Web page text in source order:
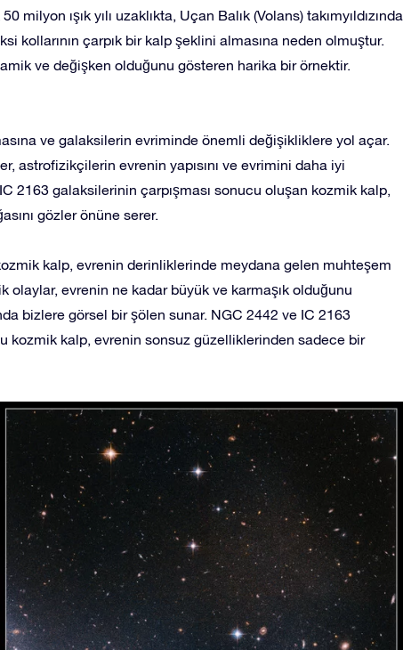
ışık yılı uzaklıkta, Uçan Balık (Volans) takımyıldızında
kollarının çarpık bir kalp şeklini almasına neden olmuştur.
ve değişken olduğunu gösteren harika bir örnektir.
ve galaksilerin evriminde önemli değişikliklere yol açar.
astrofizikçilerin evrenin yapısını ve evrimini daha iyi
2163 galaksilerinin çarpışması sonucu oluşan kozmik kalp,
gözler önüne serer.
kalp, evrenin derinliklerinde meydana gelen muhteşem
evrenin ne kadar büyük ve karmaşık olduğunu
bizlere görsel bir şölen sunar. NGC 2442 ve IC 2163
kozmik kalp, evrenin sonsuz güzelliklerinden sadece bir